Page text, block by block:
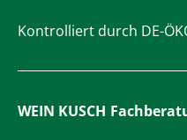
Kontrolliert durch DE-
WEIN KUSCH